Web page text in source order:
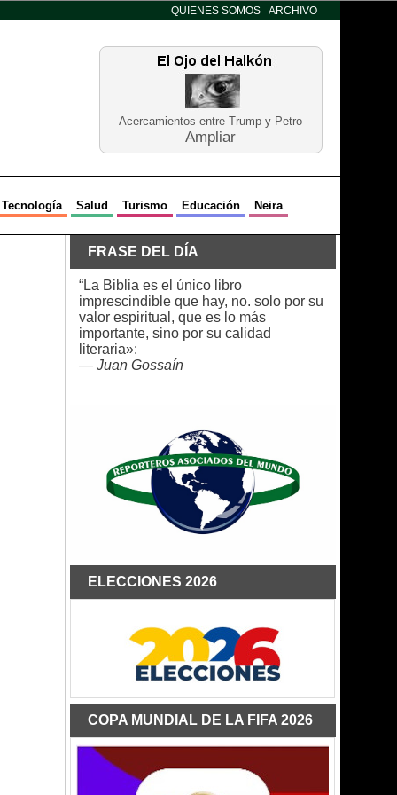
QUIENES SOMOS ARCHIVO
Acercamientos entre Trump y Petro
Ampliar
Tecnología Salud Turismo Educación Neira
FRASE DEL DÍA
“La Biblia es el único libro
imprescindible que hay, no. solo por su
valor espiritual, que es lo más
importante, sino por su calidad
literaria»:
— Juan Gossaín
ELECCIONES 2026
COPA MUNDIAL DE LA FIFA 2026